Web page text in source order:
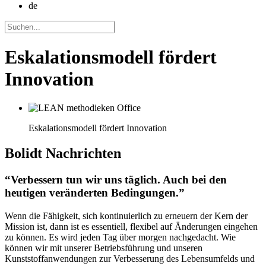
de
Eskalationsmodell fördert
Innovation
Eskalationsmodell fördert Innovation
Bolidt Nachrichten
“Verbessern tun wir uns täglich. Auch bei den
heutigen veränderten Bedingungen.”
Wenn die Fähigkeit, sich kontinuierlich zu erneuern der Kern der
Mission ist, dann ist es essentiell, flexibel auf Änderungen eingehen
zu können. Es wird jeden Tag über morgen nachgedacht. Wie
können wir mit unserer Betriebsführung und unseren
Kunststoffanwendungen zur Verbesserung des Lebensumfelds und